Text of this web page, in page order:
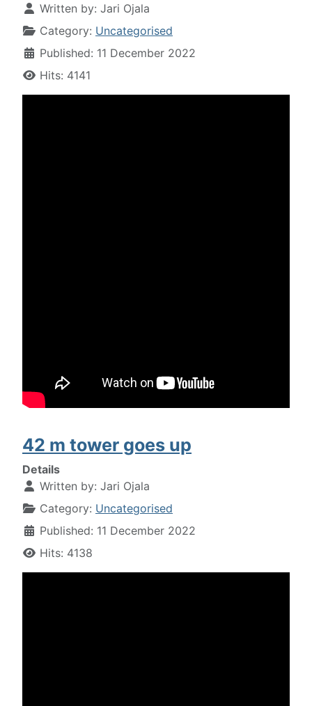
Written by: Jari Ojala
Category: Uncategorised
Published: 11 December 2022
Hits: 4141
42 m tower goes up
Details
Written by: Jari Ojala
Category: Uncategorised
Published: 11 December 2022
Hits: 4138